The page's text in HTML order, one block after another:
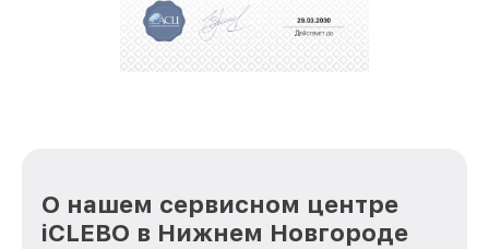
О нашем сервисном центре
iCLEBO в Нижнем Новгороде